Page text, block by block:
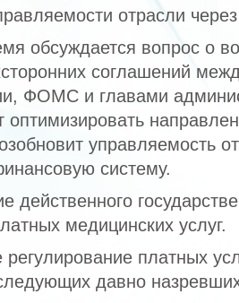
отрасли
обсуждается вопрос о
соглашений
ФОМС и главами
оптимизировать
управляемость
систему.
действенного
медицинских услуг.
регулирование платных
давно